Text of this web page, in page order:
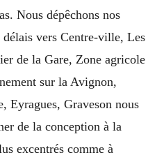
Nous dépêchons nos
vers Centre-ville, Les
de la Gare, Zone agricole
sur la Avignon,
Eyragues, Graveson nous
de la conception à la
excentrés comme à